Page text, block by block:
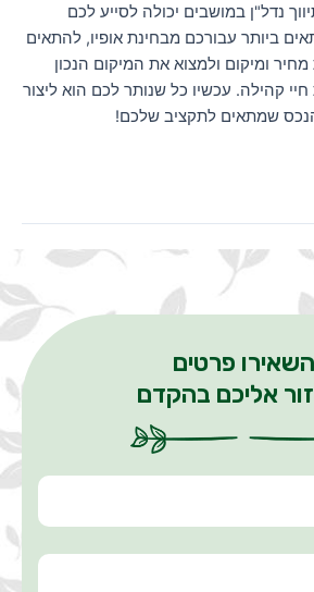
נדל"ן במושבים יכולה לסייע לכם
ביותר עבורכם מבחינת אופיו, להתאים
ומיקום ולמצוא את המיקום הנכון
קהילה. עכשיו כל שנותר לכם הוא ליצור
שמתאים לתקציב שלכם!
השאירו פרטים
אליכם בהקדם